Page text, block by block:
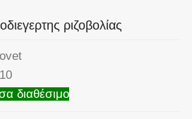
ριζοβολίας
διαθέσιμο